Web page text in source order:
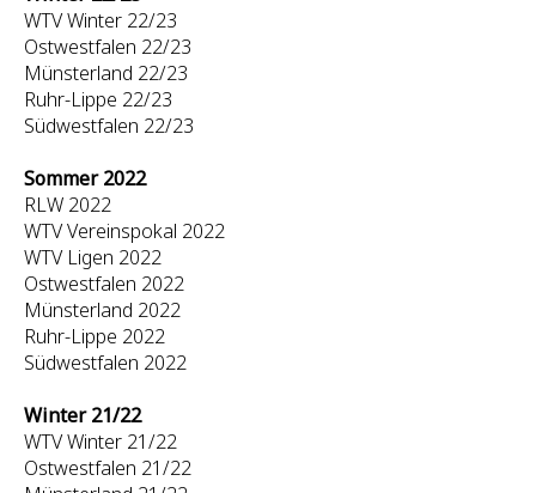
WTV Winter 22/23
Ostwestfalen 22/23
Münsterland 22/23
Ruhr-Lippe 22/23
Südwestfalen 22/23
Sommer 2022
RLW 2022
WTV Vereinspokal 2022
WTV Ligen 2022
Ostwestfalen 2022
Münsterland 2022
Ruhr-Lippe 2022
Südwestfalen 2022
Winter 21/22
WTV Winter 21/22
Ostwestfalen 21/22